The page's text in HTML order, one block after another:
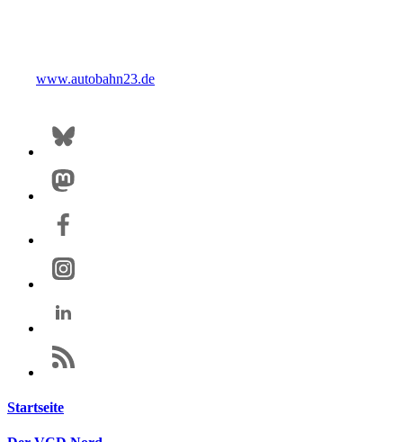
www.autobahn23.de
Startseite